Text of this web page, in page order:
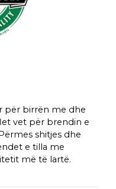
për birrën me dhe
vet për brendin e
shitjes dhe
e tilla me
më të lartë.